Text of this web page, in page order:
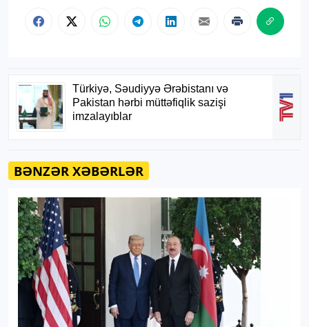
BƏNZƏR XƏBƏRLƏR